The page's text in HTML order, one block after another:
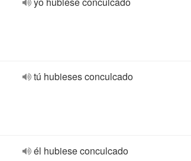
tú hubieses conculcado
él hubiese conculcado